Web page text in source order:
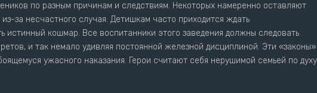
по разным причинам и следствиям. Некоторых намеренно оставляют
за несчастного случая. Детишкам часто приходится ждать
истинный кошмар. Все воспитанники этого заведения должны следовать
и так немало удивляя постоянной железной дисциплиной. Эти «законы»
ужасного наказания. Герои считают себя нерушимой семьей по духу